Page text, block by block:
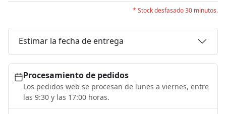
* Stock desfasado 30 minutos.
Estimar la fecha de entrega
Procesamiento de pedidos
Los pedidos web se procesan de lunes a viernes, entre
las 9:30 y las 17:00 horas.